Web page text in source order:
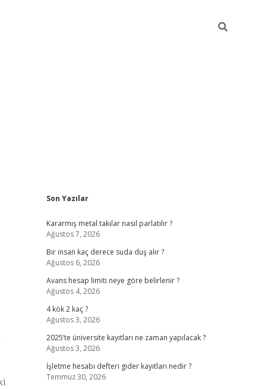
Sidebar
Son Yazılar
Kararmış metal takılar nasıl parlatılır ?
Ağustos 7, 2026
Bir insan kaç derece suda duş alır ?
Ağustos 6, 2026
Avans hesap limiti neye göre belirlenir ?
Ağustos 4, 2026
4 kök 2 kaç ?
Ağustos 3, 2026
2025’te üniversite kayıtları ne zaman yapılacak ?
Ağustos 3, 2026
İşletme hesabı defteri gider kayıtları nedir ?
Temmuz 30, 2026